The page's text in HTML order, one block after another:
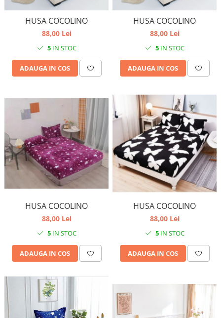
HUSA COCOLINO
88,00 Lei
5IN STOC
ADAUGA IN COS
HUSA COCOLINO
88,00 Lei
5IN STOC
ADAUGA IN COS
HUSA COCOLINO
88,00 Lei
5IN STOC
ADAUGA IN COS
HUSA COCOLINO
88,00 Lei
5IN STOC
ADAUGA IN COS